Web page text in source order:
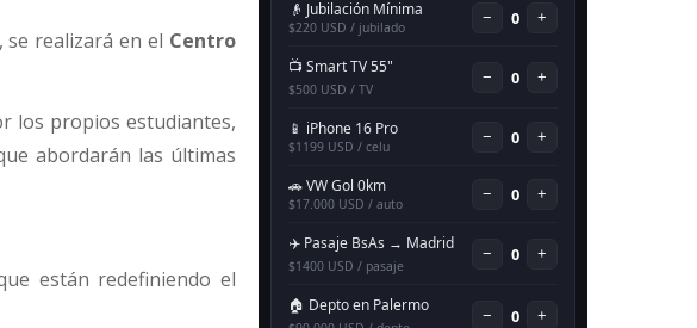
realizará en el Centro
los propios estudiantes,
abordarán las últimas
están redefiniendo el